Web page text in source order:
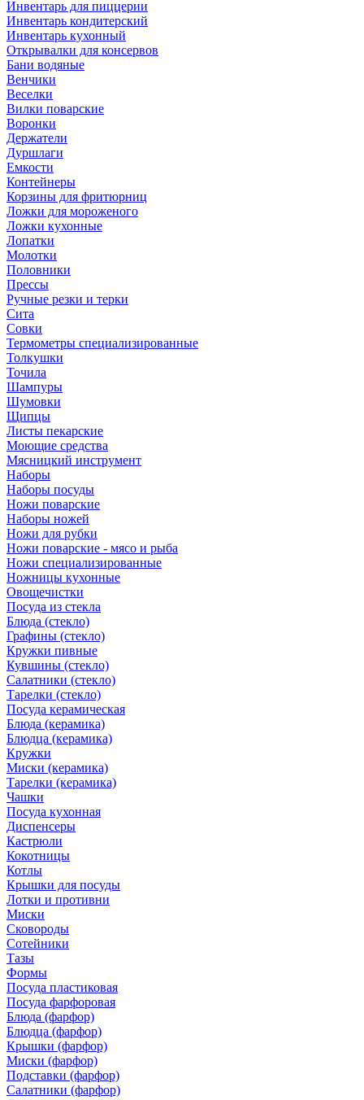
Инвентарь для пиццерии
Инвентарь кондитерский
Инвентарь кухонный
Открывалки для консервов
Бани водяные
Венчики
Веселки
Вилки поварские
Воронки
Держатели
Дуршлаги
Емкости
Контейнеры
Корзины для фритюрниц
Ложки для мороженого
Ложки кухонные
Лопатки
Молотки
Половники
Прессы
Ручные резки и терки
Сита
Совки
Термометры специализированные
Толкушки
Точила
Шампуры
Шумовки
Щипцы
Листы пекарские
Моющие средства
Мясницкий инструмент
Наборы
Наборы посуды
Ножи поварские
Наборы ножей
Ножи для рубки
Ножи поварские - мясо и рыба
Ножи специализированные
Ножницы кухонные
Овощечистки
Посуда из стекла
Блюда (стекло)
Графины (стекло)
Кружки пивные
Кувшины (стекло)
Салатники (стекло)
Тарелки (стекло)
Посуда керамическая
Блюда (керамика)
Блюдца (керамика)
Кружки
Миски (керамика)
Тарелки (керамика)
Чашки
Посуда кухонная
Диспенсеры
Кастрюли
Кокотницы
Котлы
Крышки для посуды
Лотки и противни
Миски
Сковороды
Сотейники
Тазы
Формы
Посуда пластиковая
Посуда фарфоровая
Блюда (фарфор)
Блюдца (фарфор)
Крышки (фарфор)
Миски (фарфор)
Подставки (фарфор)
Салатники (фарфор)